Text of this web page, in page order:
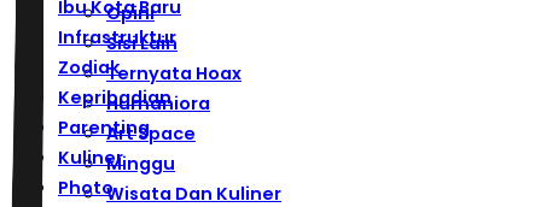
Ibu Kota Baru
Infrastruktur
Zodiak
Kepribadian
Parenting
Kuliner
Photo
Opini
Sisi Lain
Ternyata Hoax
Humaniora
Art Space
Minggu
Wisata Dan Kuliner